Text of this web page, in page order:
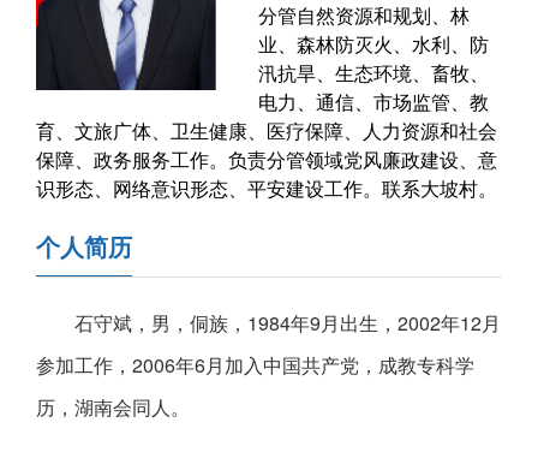
分管自然资源和规划、林
业、森林防灭火、水利、防
汛抗旱、生态环境、畜牧、
电力、通信、市场监管、教
育、文旅广体、卫生健康、医疗保障、人力资源和社会
保障、政务服务工作。负责分管领域党风廉政建设、意
识形态、网络意识形态、平安建设工作。联系大坡村。
个人简历
石守斌，男，侗族，1984年9月出生，2002年12月
参加工作，2006年6月加入中国共产党，成教专科学
历，湖南会同人。